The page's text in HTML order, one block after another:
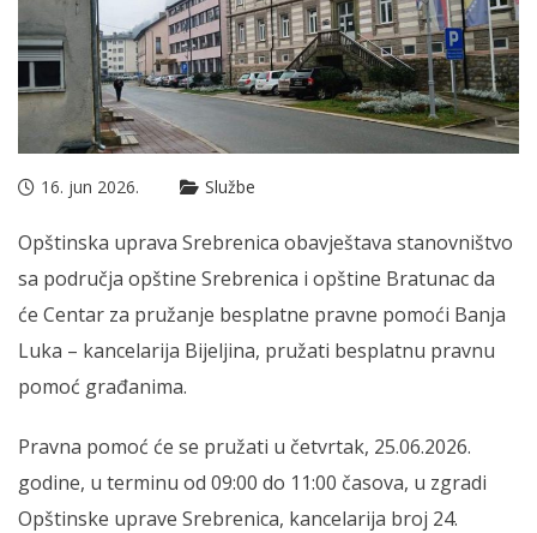
16. jun 2026. Službe
Opštinska uprava Srebrenica obavještava stanovništvo
sa područja opštine Srebrenica i opštine Bratunac da
će Centar za pružanje besplatne pravne pomoći Banja
Luka – kancelarija Bijeljina, pružati besplatnu pravnu
pomoć građanima.
Pravna pomoć će se pružati u četvrtak, 25.06.2026.
godine, u terminu od 09:00 do 11:00 časova, u zgradi
Opštinske uprave Srebrenica, kancelarija broj 24.